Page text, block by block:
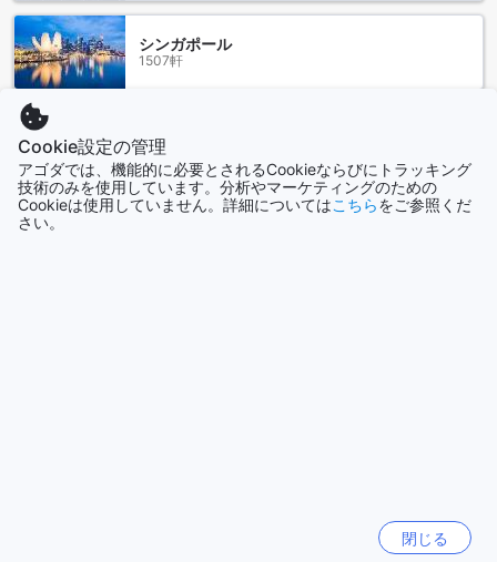
がおすすめで、ユダヤ人の抵抗運動の歴史や第二次世界大戦
時の生活について学ぶことができます。これらのスポット
は、ナハリヤの自然と歴史を深く理解し、思い出に残る旅を
演出します。
周辺のおすすめレストラン
カーサ ブティック ホテルの周辺には、多彩なグルメスポット
が点在しています。地元の味を楽しめる『Sheitel』や、絶品
のシーフードを堪能できる『Captain Hook』、イタリア料理
の『Donatella』など、さまざまなジャンルのレストランが訪
フの対応も非常に親切で丁寧であり、ゲストのニーズに素早
く対応してくれる点も高く評価されています。ロケーション
シンガポール
1507軒
全て表示
今話題の都市
Cookie設定の管理
アゴダでは、機能的に必要とされるCookieならびにトラッキング
技術のみを使用しています。分析やマーケティングのための
Cookieは使用していません。詳細についてはこちらをご参照くだ
さい。
閉じる